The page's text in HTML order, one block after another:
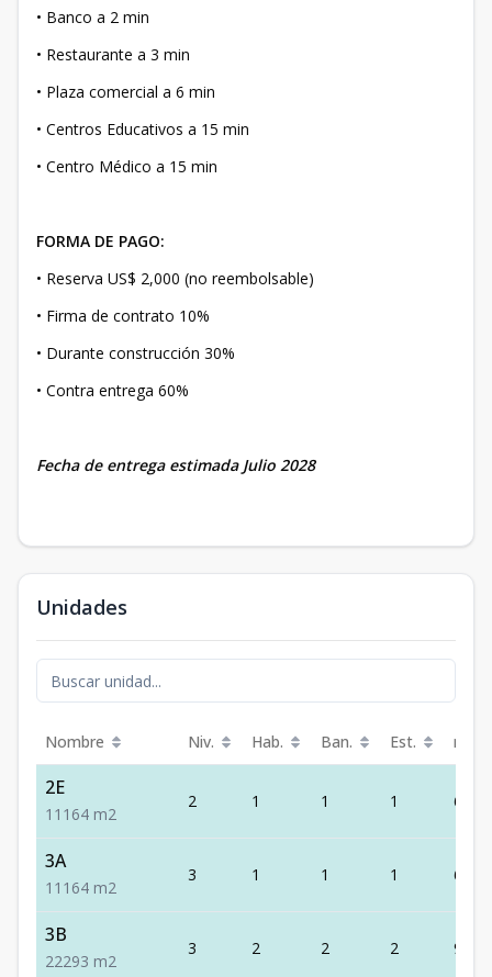
• Banco a 2 min
• Restaurante a 3 min
• Plaza comercial a 6 min
• Centros Educativos a 15 min
• Centro Médico a 15 min
FORMA DE PAGO:
• Reserva US$ 2,000 (no reembolsable)
• Firma de contrato 10%
• Durante construcción 30%
• Contra entrega 60%
Fecha de entrega estimada Julio 2028
Unidades
Nombre Niv. Hab. Ban. Est. m²
2E
1 1 1 64 m2
2 1 1 1 64
3A
1 1 1 64 m2
3 1 1 1 64
3B
22293 m2
3 2 2 2 93